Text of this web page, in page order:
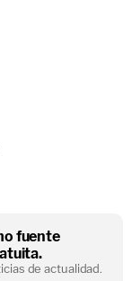
fuente
de actualidad.